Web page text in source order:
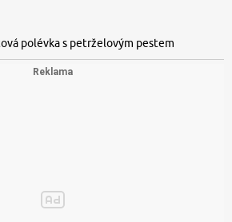
polévka s petrželovým pestem